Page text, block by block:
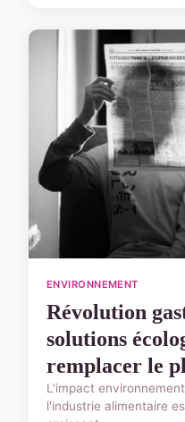
ENVIRONNEMENT
Révolution
solutions
remplacer le
L'impact
l'industrie alimentaire